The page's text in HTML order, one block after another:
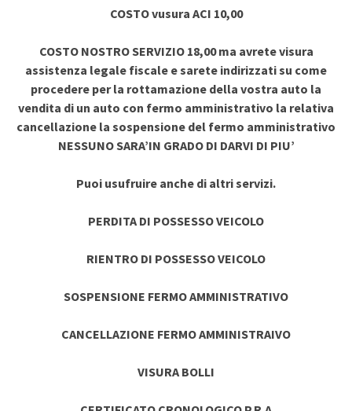
COSTO vusura ACI 10,00
COSTO NOSTRO SERVIZIO 18,00 ma avrete visura
assistenza legale fiscale e sarete indirizzati su come
procedere per la rottamazione della vostra auto la
vendita di un auto con fermo amministrativo la relativa
cancellazione la sospensione del fermo amministrativo
NESSUNO SARA’IN GRADO DI DARVI DI PIU’
Puoi usufruire anche di altri servizi.
PERDITA DI POSSESSO VEICOLO
RIENTRO DI POSSESSO VEICOLO
SOSPENSIONE FERMO AMMINISTRATIVO
CANCELLAZIONE FERMO AMMINISTRAIVO
VISURA BOLLI